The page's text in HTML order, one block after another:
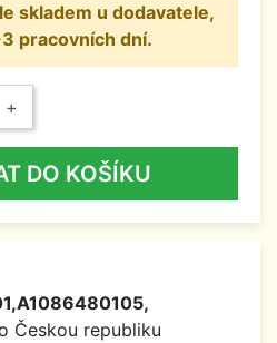
skladem u dodavatele,
pracovních dní.
+
DO KOŠÍKU
Českou republiku